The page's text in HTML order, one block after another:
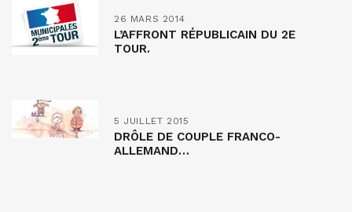
26 MARS 2014
L’AFFRONT RÉPUBLICAIN DU 2E
TOUR.
5 JUILLET 2015
DRÔLE DE COUPLE FRANCO-
ALLEMAND…